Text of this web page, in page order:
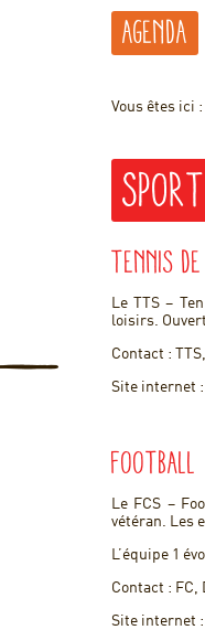
Agenda
Vous êtes ici :
Tennis
Le TTS –
loisirs.
Contact :
Site internet
Football
Le FCS –
vétéran. Les
L’équipe 1
Contact : FC,
Site internet